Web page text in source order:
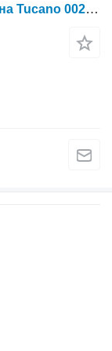
Облицовка Claas Левая боковая стена Tucano 0023113312 для зерноуборочного комбайна Claas Tucano